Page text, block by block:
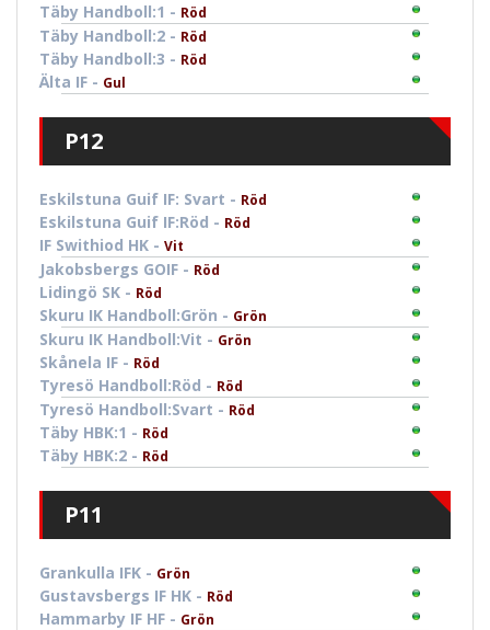
Täby Handboll:1 - Röd
Täby Handboll:2 - Röd
Täby Handboll:3 - Röd
Älta IF - Gul
P12
Eskilstuna Guif IF: Svart - Röd
Eskilstuna Guif IF:Röd - Röd
IF Swithiod HK - Vit
Jakobsbergs GOIF - Röd
Lidingö SK - Röd
Skuru IK Handboll:Grön - Grön
Skuru IK Handboll:Vit - Grön
Skånela IF - Röd
Tyresö Handboll:Röd - Röd
Tyresö Handboll:Svart - Röd
Täby HBK:1 - Röd
Täby HBK:2 - Röd
P11
Grankulla IFK - Grön
Gustavsbergs IF HK - Röd
Hammarby IF HF - Grön